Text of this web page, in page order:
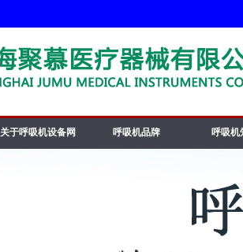
关于呼吸机设备网 呼吸机品牌 呼吸机